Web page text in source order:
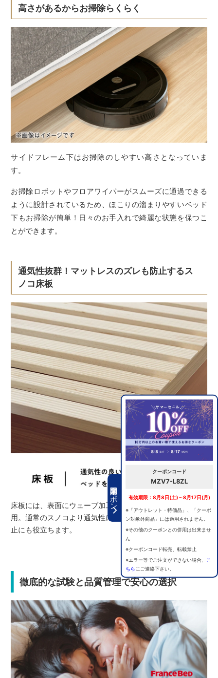
期間限定クーポン
クーポンコード
MZV7-L8ZL
有効期限：8月8日(土)～8月17日(月)
※「アウトレット・特価品」、「クーポ
ン対象外商品」には適用されません。
※その他のクーポンとの併用は出来ませ
ん
※クーポンコード転売、転載禁止
※エラー等でご注文ができない場合、
こ
ちらにご連絡下さい。
高さがあるからお掃除らくらく
サイドフレーム下はお掃除のしやすい高さとなっていま
す。
お掃除ロボットやフロアワイパーがスムーズに通過できる
ように設計されているため、ほこりの溜まりやすいベッド
下もお掃除が簡単！日々のお手入れで綺麗な状態を保つこ
とができます。
通気性抜群！マットレスのズレも防止するス
ノコ床板
床板には、表面にウェーブ加工を施したスノコ床板を採
用。通常のスノコより通気性に優れ、マットレスのズレ防
止にも役立ちます。
徹底的な試験と品質管理で安心の選択